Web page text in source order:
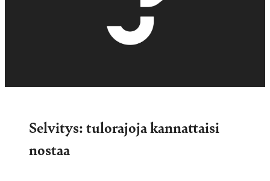
Selvitys: tulorajoja kannattaisi
nostaa